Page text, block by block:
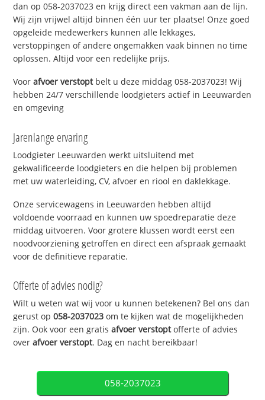
dan op 058-2037023 en krijg direct een vakman aan de lijn.
Wij zijn vrijwel altijd binnen één uur ter plaatse! Onze goed
opgeleide medewerkers kunnen alle lekkages,
verstoppingen of andere ongemakken vaak binnen no time
oplossen. Altijd voor een redelijke prijs.
Voorafvoer verstoptbelt u deze middag 058-2037023! Wij
hebben 24/7 verschillende loodgieters actief in Leeuwarden
en omgeving
Jarenlange ervaring
Loodgieter Leeuwarden werkt uitsluitend met
gekwalificeerde loodgieters en die helpen bij problemen
met uw waterleiding, CV, afvoer en riool en daklekkage.
Onze servicewagens in Leeuwarden hebben altijd
voldoende voorraad en kunnen uw spoedreparatie deze
middag uitvoeren. Voor grotere klussen wordt eerst een
noodvoorziening getroffen en direct een afspraak gemaakt
voor de definitieve reparatie.
Offerte of advies nodig?
Wilt u weten wat wij voor u kunnen betekenen? Bel ons dan
gerust op058-2037023 om te kijken wat de mogelijkheden
zijn. Ook voor een gratisafvoer verstoptofferte of advies
overafvoer verstopt. Dag en nacht bereikbaar!
058-2037023